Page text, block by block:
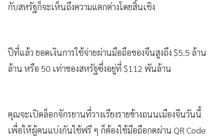
กับสหรัฐก็จะเห็นถึงความแตกต่างโดยสิ้นเชิง
ปีที่แล้ว ยอดเงินการใช้จ่ายผ่านมือถือของจีนสูงถึง $5.5 ล้าน
ล้าน หรือ 50 เท่าของสหรัฐซึ่งอยู่ที่ $112 พันล้าน
คุณจะเปิดล็อกจักรยานที่วางเรียงรายข้างถนนเมืองจีนวันนี้
เพื่อให้ผู้คนแบ่งกันใช้ฟรี ๆ ก็ต้องใช้มือถือกดผ่าน QR Code